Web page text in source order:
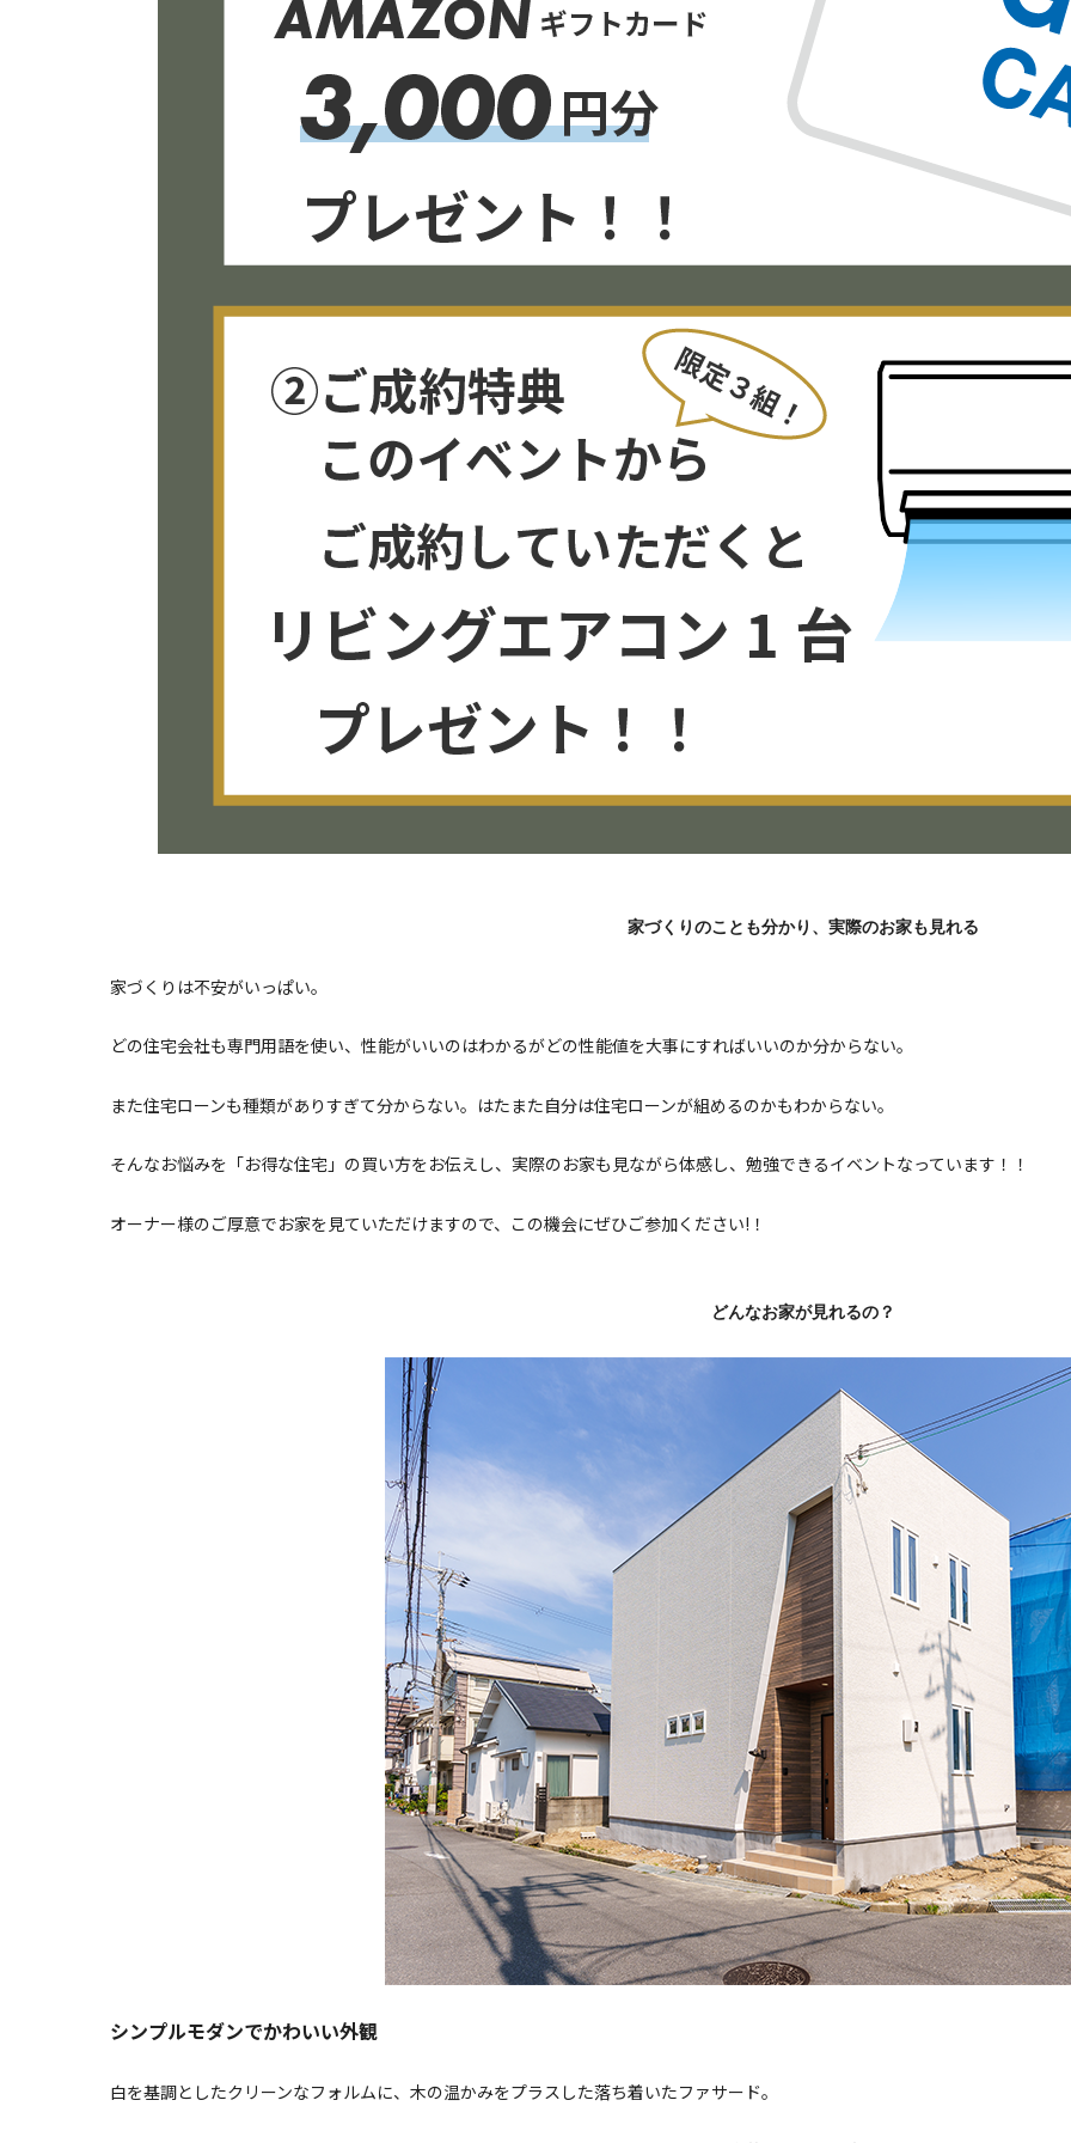
家づくりのことも分かり、実際のお家も見れる
家づくりは不安がいっぱい。
どの住宅会社も専門用語を使い、性能がいいのはわかるがどの性能値を大事にすればいいのか分からない。
また住宅ローンも種類がありすぎて分からない。はたまた自分は住宅ローンが組めるのかもわからない。
そんなお悩みを「お得な住宅」の買い方をお伝えし、実際のお家も見ながら体感し、勉強できるイベントなっています！！
オーナー様のご厚意でお家を見ていただけますので、この機会にぜひご参加ください!！
どんなお家が見れるの？
シンプルモダンでかわいい外観
白を基調としたクリーンなフォルムに、木の温かみをプラスした落ち着いたファサード。